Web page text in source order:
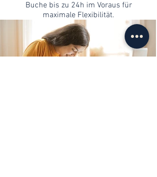
Buche bis zu 24h im Voraus für
maximale Flexibilität.